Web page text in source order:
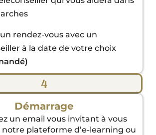
rendez-vous avec un
à la date de votre choix
4
Démarrage
un email vous invitant à vous
plateforme d’e-learning ou